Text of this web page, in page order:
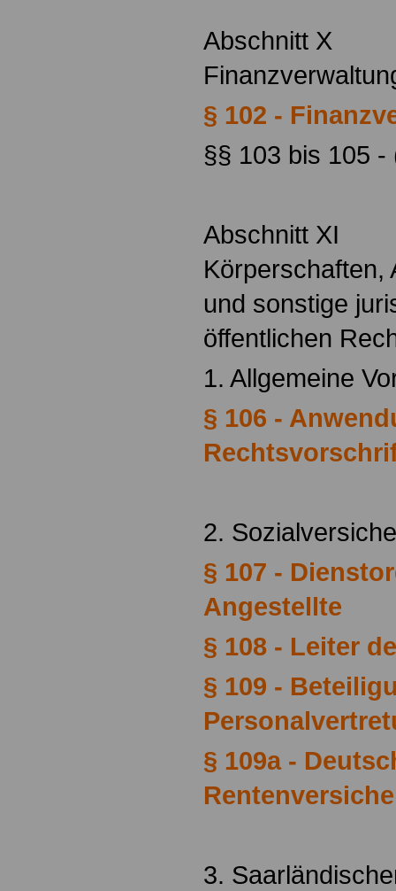
Abschnitt X
§ 102 -
§§ 103 bis 105
Abschnitt XI
Körperschaften,
und sonstige
öffentlichen
1. Allgemeine
§ 106 -
2.
§ 107 -
Angestellte
§ 108 - Leiter
§ 109 -
§ 109a -
3.